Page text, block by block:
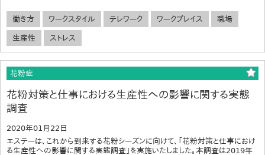
働き方 ワークスタイル テレワーク ワークプレイス 職場
生産性 ストレス
花粉症
花粉対策と仕事における生産性への影響に関する実態
調査
2020年01月22日
エステーは、これから到来する花粉シーズンに向けて、「花粉対策と仕事におけ
る生産性への影響に関する実態調査」を実施いたしました。本調査は2019年